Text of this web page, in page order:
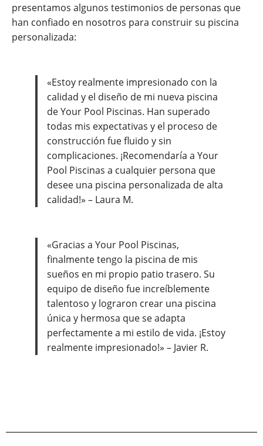
presentamos algunos testimonios de personas que
han confiado en nosotros para construir su piscina
personalizada:
«Estoy realmente impresionado con la
calidad y el diseño de mi nueva piscina
de Your Pool Piscinas. Han superado
todas mis expectativas y el proceso de
construcción fue fluido y sin
complicaciones. ¡Recomendaría a Your
Pool Piscinas a cualquier persona que
desee una piscina personalizada de alta
calidad!» – Laura M.
«Gracias a Your Pool Piscinas,
finalmente tengo la piscina de mis
sueños en mi propio patio trasero. Su
equipo de diseño fue increíblemente
talentoso y lograron crear una piscina
única y hermosa que se adapta
perfectamente a mi estilo de vida. ¡Estoy
realmente impresionado!» – Javier R.